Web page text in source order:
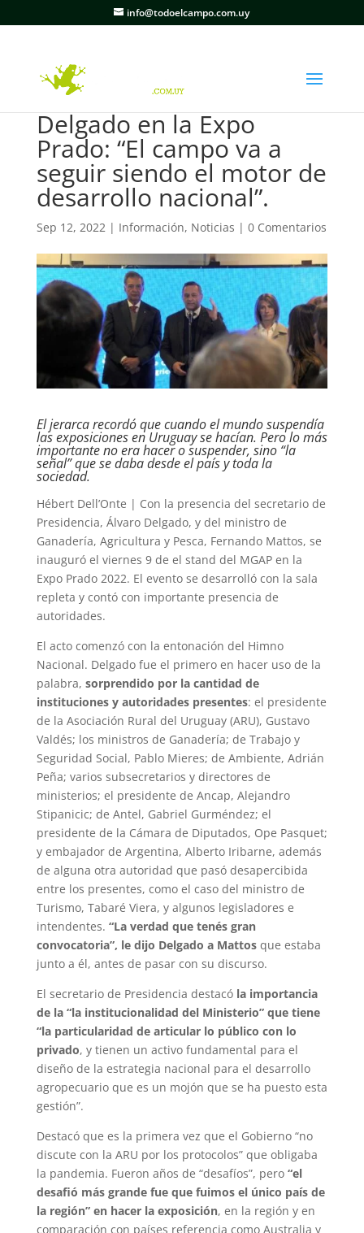
info@todoelcampo.com.uy
Delgado en la Expo
Prado: “El campo va a
seguir siendo el motor de
desarrollo nacional”.
Sep 12, 2022| Información, Noticias | 0 Comentarios
El jerarca recordó que cuando el mundo suspendía
las exposiciones en Uruguay se hacían. Pero lo más
importante no era hacer o suspender, sino “la
señal” que se daba desde el país y toda la
sociedad.
Hébert Dell’Onte | Con la presencia del secretario de
Presidencia, Álvaro Delgado, y del ministro de
Ganadería, Agricultura y Pesca, Fernando Mattos, se
inauguró el viernes 9 de el stand del MGAP en la
Expo Prado 2022. El evento se desarrolló con la sala
repleta y contó con importante presencia de
autoridades.
El acto comenzó con la entonación del Himno
Nacional. Delgado fue el primero en hacer uso de la
palabra, sorprendido por la cantidad de
instituciones y autoridades presentes: el presidente
de la Asociación Rural del Uruguay (ARU), Gustavo
Valdés; los ministros de Ganadería; de Trabajo y
Seguridad Social, Pablo Mieres; de Ambiente, Adrián
Peña; varios subsecretarios y directores de
ministerios; el presidente de Ancap, Alejandro
Stipanicic; de Antel, Gabriel Gurméndez; el
presidente de la Cámara de Diputados, Ope Pasquet;
y embajador de Argentina, Alberto Iribarne, además
de alguna otra autoridad que pasó desapercibida
entre los presentes, como el caso del ministro de
Turismo, Tabaré Viera, y algunos legisladores e
intendentes. “La verdad que tenés gran
convocatoria”, le dijo Delgado a Mattosque estaba
junto a él, antes de pasar con su discurso.
El secretario de Presidencia destacó la importancia
de la “la institucionalidad del Ministerio” que tiene
“la particularidad de articular lo público con lo
privado, y tienen un activo fundamental para el
diseño de la estrategia nacional para el desarrollo
agropecuario que es un mojón que se ha puesto esta
gestión”.
Destacó que es la primera vez que el Gobierno “no
discute con la ARU por los protocolos” que obligaba
la pandemia. Fueron años de “desafíos”, pero “el
desafió más grande fue que fuimos el único país de
la región” en hacer la exposición, en la región y en
comparación con países referencia como Australia y